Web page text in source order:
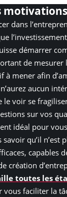
motivations
dans
démarrer
de mesurer
à mener afin
aucun
le voir se
sur vos
idéal pour
qu’il n’est
capables
création
toutes les
vous faciliter la